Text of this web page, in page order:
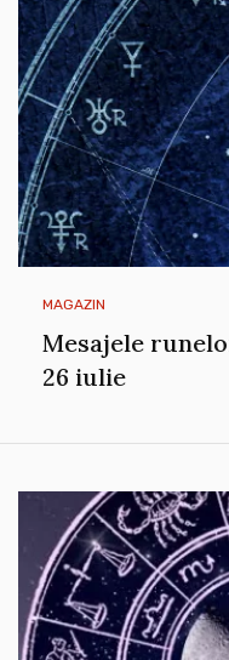
MAGAZIN
Mesajele
26 iulie